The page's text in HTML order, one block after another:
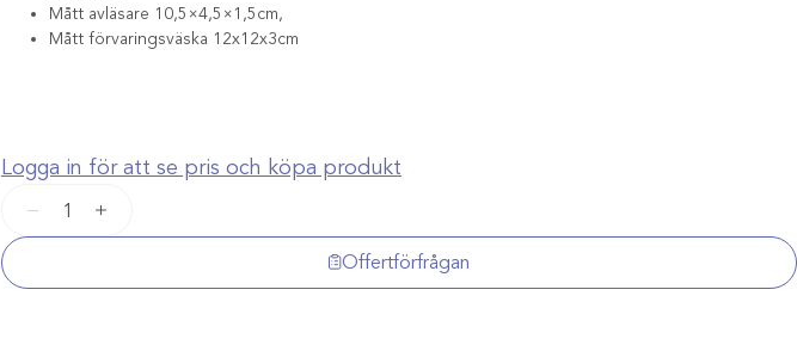
Mått avläsare 10,5×4,5×1,5cm,
Mått förvaringsväska 12x12x3cm
Logga in för att se pris och köpa produkt
Chipavläsare
mängd
+
Offertförfrågan